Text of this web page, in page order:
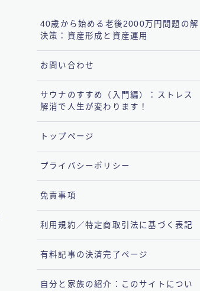
40歳から始める老後2000万円問題の解
決策：資産形成と資産運用
お問い合わせ
サウナのすすめ（入門編）：ストレス
解消で人生が変わります！
トップページ
プライバシーポリシー
免責事項
利用規約／特定商取引法に基づく表記
有料記事の決済完了ページ
自分と家族の紹介：このサイトについ